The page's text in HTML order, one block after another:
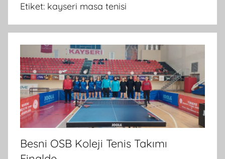
Etiket: kayseri masa tenisi
Besni OSB Koleji Tenis Takımı